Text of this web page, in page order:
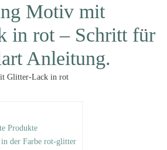
Motiv mit
in rot – Schritt für
Anleitung.
Produkte
der Farbe rot-glitter